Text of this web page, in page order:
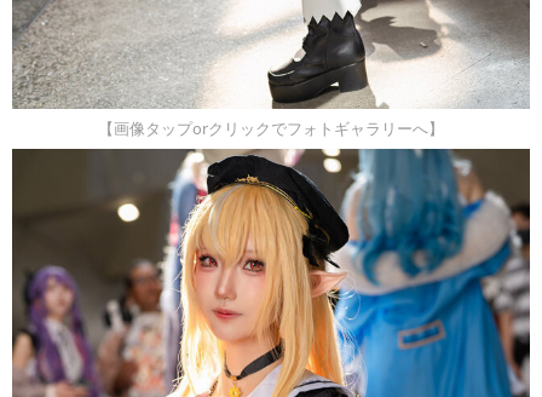
【画像タップorクリックでフォトギャラリーへ】